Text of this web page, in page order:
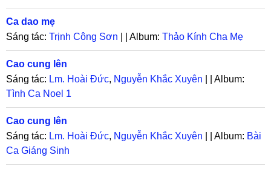
Ca dao mẹ
Sáng tác: Trịnh Công Sơn | | Album: Thảo Kính Cha Mẹ
Cao cung lên
Sáng tác: Lm. Hoài Đức, Nguyễn Khắc Xuyên | | Album:
Tình Ca Noel 1
Cao cung lên
Sáng tác: Lm. Hoài Đức, Nguyễn Khắc Xuyên | | Album: Bài
Ca Giáng Sinh